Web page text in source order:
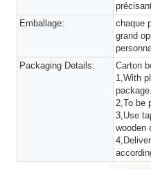
Emballage:
chaque
grand
Packaging Details:
Carton
1,With
package.
2,To be
3,Use
wooden